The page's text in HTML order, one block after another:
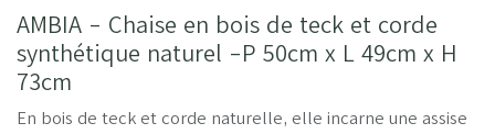
AMBIA - Chaise en bois de teck et corde
synthétique naturel -P 50cm x L 49cm x H
73cm
En bois de teck et corde naturelle, elle incarne une assise